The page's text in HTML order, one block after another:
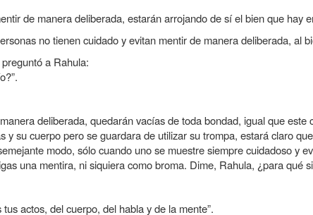
de manera deliberada, estarán arrojando de sí el bien que hay
no tienen cuidado y evitan mentir de manera deliberada, al
a Rahula:
deliberada, quedarán vacías de toda bondad, igual que
y su cuerpo pero se guardara de utilizar su trompa, estará claro
modo, sólo cuando uno se muestre siempre cuidadoso y
una mentira, ni siquiera como broma. Dime, Rahula, ¿para qué
actos, del cuerpo, del habla y de la mente”.